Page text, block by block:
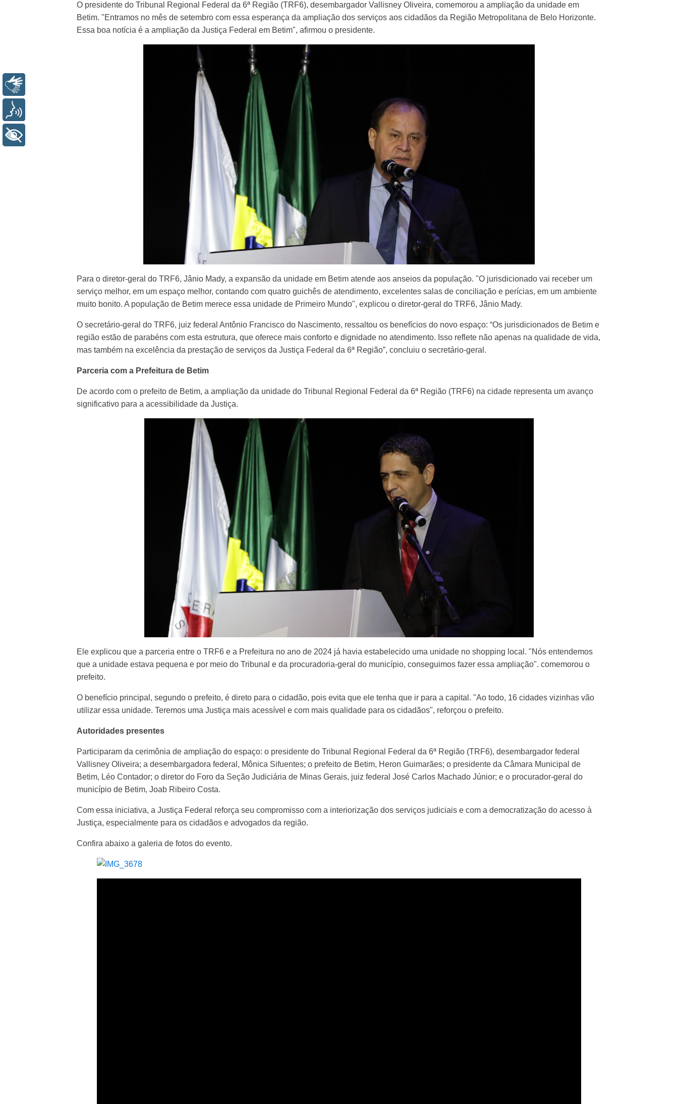
O presidente do Tribunal Regional Federal da 6ª Região (TRF6), desembargador Vallisney OIiveira, comemorou a ampliação da unidade em
Betim. "Entramos no mês de setembro com essa esperança da ampliação dos serviços aos cidadãos da Região Metropolitana de Belo Horizonte.
Essa boa notícia é a ampliação da Justiça Federal em Betim", afirmou o presidente.
Para o diretor-geral do TRF6, Jânio Mady, a expansão da unidade em Betim atende aos anseios da população. "O jurisdicionado vai receber um
serviço melhor, em um espaço melhor, contando com quatro guichês de atendimento, excelentes salas de conciliação e perícias, em um ambiente
muito bonito. A população de Betim merece essa unidade de Primeiro Mundo", explicou o diretor-geral do TRF6, Jânio Mady.
O secretário-geral do TRF6, juiz federal Antônio Francisco do Nascimento, ressaltou os benefícios do novo espaço: “Os jurisdicionados de Betim e
região estão de parabéns com esta estrutura, que oferece mais conforto e dignidade no atendimento. Isso reflete não apenas na qualidade de vida,
mas também na excelência da prestação de serviços da Justiça Federal da 6ª Região”, concluiu o secretário-geral.
Parceria com a Prefeitura de Betim
De acordo com o prefeito de Betim, a ampliação da unidade do Tribunal Regional Federal da 6ª Região (TRF6) na cidade representa um avanço
significativo para a acessibilidade da Justiça.
Ele explicou que a parceria entre o TRF6 e a Prefeitura no ano de 2024 já havia estabelecido uma unidade no shopping local. "Nós entendemos
que a unidade estava pequena e por meio do Tribunal e da procuradoria-geral do município, conseguimos fazer essa ampliação". comemorou o
prefeito.
O benefício principal, segundo o prefeito, é direto para o cidadão, pois evita que ele tenha que ir para a capital. "Ao todo, 16 cidades vizinhas vão
utilizar essa unidade. Teremos uma Justiça mais acessível e com mais qualidade para os cidadãos", reforçou o prefeito.
Autoridades presentes
Participaram da cerimônia de ampliação do espaço: o presidente do Tribunal Regional Federal da 6ª Região (TRF6), desembargador federal
Vallisney Oliveira; a desembargadora federal, Mônica Sifuentes; o prefeito de Betim, Heron Guimarães; o presidente da Câmara Municipal de
Betim, Léo Contador; o diretor do Foro da Seção Judiciária de Minas Gerais, juiz federal José Carlos Machado Júnior; e o procurador-geral do
município de Betim, Joab Ribeiro Costa.
Com essa iniciativa, a Justiça Federal reforça seu compromisso com a interiorização dos serviços judiciais e com a democratização do acesso à
Justiça, especialmente para os cidadãos e advogados da região.
Confira abaixo a galeria de fotos do evento.